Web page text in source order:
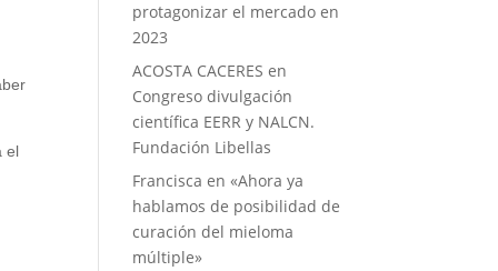
el
protagonizar el mercado en
2023
ACOSTA CACERES en
Congreso divulgación
científica EERR y NALCN.
Fundación Libellas
Francisca en«Ahora ya
hablamos de posibilidad de
curación del mieloma
múltiple»